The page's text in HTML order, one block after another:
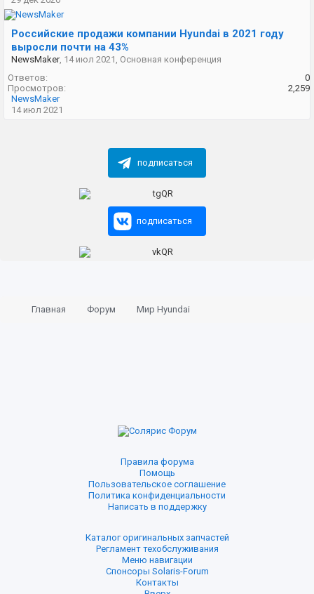
Российские продажи компании Hyundai в 2021 году
выросли почти на 43%
NewsMaker, 14 июл 2021 Основная конференция
Ответов:
0
Просмотров:
2,259
NewsMaker
14 июл 2021
подписаться
подписаться
Главная Форум Мир Hyundai
Правила форума
Помощь
Пользовательское соглашение
Политика конфиденциальности
Написать в поддержку
Каталог оригинальных запчастей
Регламент техобслуживания
Меню навигации
Спонсоры Solaris-Forum
Контакты